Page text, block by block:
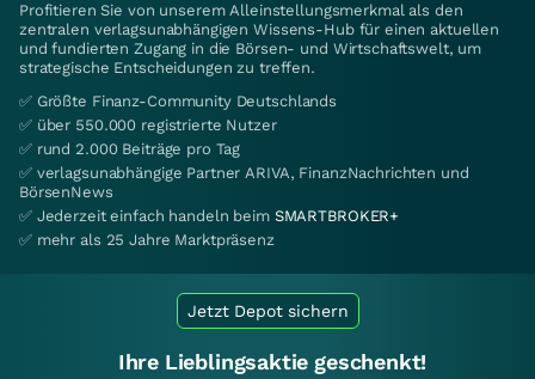
Profitieren Sie von unserem Alleinstellungsmerkmal als den
zentralen verlagsunabhängigen Wissens-Hub für einen aktuellen
und fundierten Zugang in die Börsen- und Wirtschaftswelt, um
strategische Entscheidungen zu treffen.
✅ Größte Finanz-Community Deutschlands
✅ über 550.000 registrierte Nutzer
✅ rund 2.000 Beiträge pro Tag
✅ verlagsunabhängige Partner ARIVA, FinanzNachrichten und
BörsenNews
✅ Jederzeit einfach handeln beim SMARTBROKER+
✅ mehr als 25 Jahre Marktpräsenz
Jetzt Depot sichern
Ihre Lieblingsaktie geschenkt!